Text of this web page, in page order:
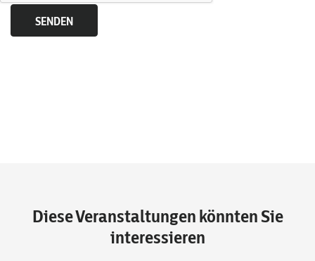
Diese Veranstaltungen könnten Sie
interessieren